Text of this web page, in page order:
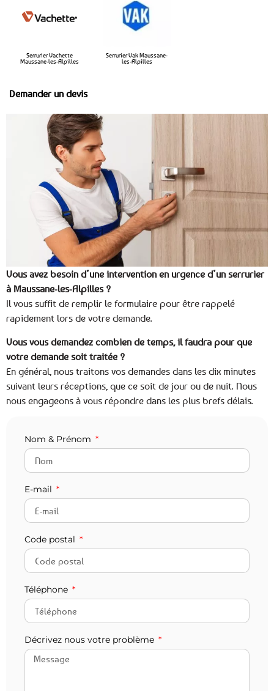
Serrurier Vachette
Maussane-les-Alpilles
Serrurier Vak Maussane-
les-Alpilles
Demander un devis
Vous avez besoin d’une intervention en urgence d’un serrurier
à Maussane-les-Alpilles ?
Il vous suffit de remplir le formulaire pour être rappelé
rapidement lors de votre demande.
Vous vous demandez combien de temps, il faudra pour que
votre demande soit traitée ?
En général, nous traitons vos demandes dans les dix minutes
suivant leurs réceptions, que ce soit de jour ou de nuit. Nous
nous engageons à vous répondre dans les plus brefs délais.
Nom & Prénom
E-mail
Code postal
Téléphone
Décrivez nous votre problème